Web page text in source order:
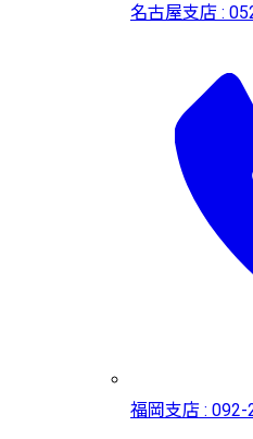
名古屋支店 :
福岡支店 :